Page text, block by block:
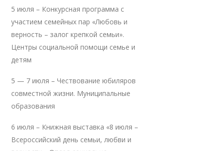
5 июля – Конкурсная программа с
участием семейных пар «Любовь и
верность – залог крепкой семьи».
Центры социальной помощи семье и
детям
5 — 7 июля – Чествование юбиляров
совместной жизни. Муниципальные
образования
6 июля – Книжная выставка «8 июля –
Всероссийский день семьи, любви и